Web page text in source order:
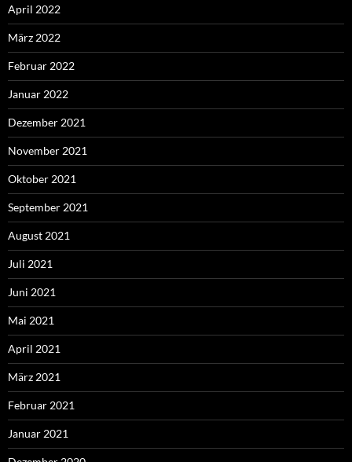
April 2022
März 2022
Februar 2022
Januar 2022
Dezember 2021
November 2021
Oktober 2021
September 2021
August 2021
Juli 2021
Juni 2021
Mai 2021
April 2021
März 2021
Februar 2021
Januar 2021